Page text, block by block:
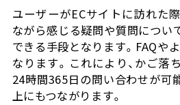
ユーザーがECサイトに訪れた
ながら感じる疑問や質問につい
できる手段となります。FAQや
なります。これにより、かご落
24時間365日の問い合わせが可
上にもつながります。